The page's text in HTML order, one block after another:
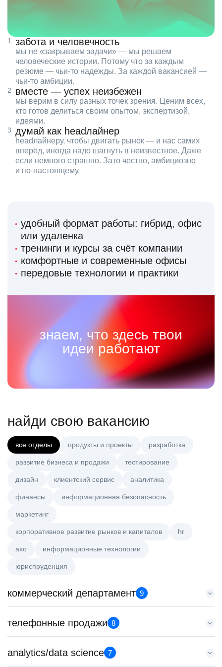
забота и человечность
мы не «закрываем задачи» — мы решаем
человеческие истории. Потому что за каждым
резюме — чьи‑то надежды. За каждой вакансией —
чьи‑то амбиции.
вместе — успех неизбежен
мы верим в силу разных точек зрения. Ценим всех,
кто готов делиться своим опытом, экспертизой,
идеями.
думай как headлайнер
headлайнеру, чтобы двигать рынок — и нас самих
вперёд, иногда надо шагнуть в неизвестное. Даже
если немного страшно. Зато честно, амбициозно
и по‑настоящему.
удобный формат работы: гибрид, офис
или удаленка
тренинги и курсы за счёт компании
комфортные и современные офисы
передовые технологии и практики
знаем, что здесь твои
идеи работают
найди свою вакансию
все отделы продукты и проекты разработка
развитие бизнеса и продажи тестирование
дизайн клиентский сервис аналитика
финансы информационная безопасность
маркетинг
корпоративное развитие рынков и капиталов hr
axo информационные технологии
юриспруденция
коммерческий департамент 9
Key Account Manager (EdTech)
HeadHunter::Коммерческий департамент
150000 ₽
телефонные продажи 8
Старший специалист телемаркетинга
HeadHunter::Телефонные продажи
analytics/data science 7